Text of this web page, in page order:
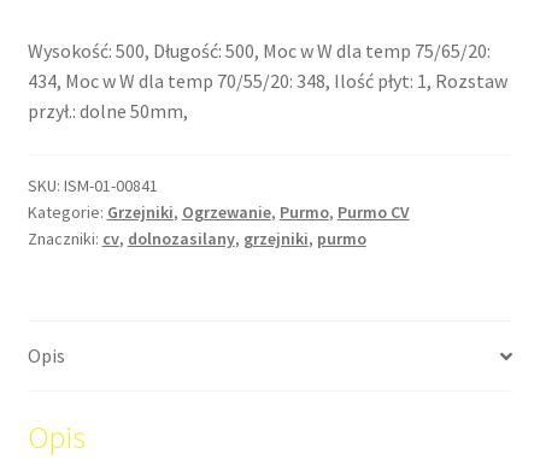
Wysokość: 500, Długość: 500, Moc w W dla temp 75/65/20:
434, Moc w W dla temp 70/55/20: 348, Ilość płyt: 1, Rozstaw
przył.: dolne 50mm,
SKU: ISM-01-00841
Kategorie: Grzejniki, Ogrzewanie, Purmo, Purmo CV
Znaczniki: cv, dolnozasilany, grzejniki, purmo
Opis
Opis